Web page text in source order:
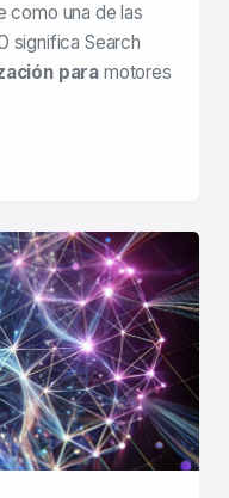
como una de las
significa Search
para motores